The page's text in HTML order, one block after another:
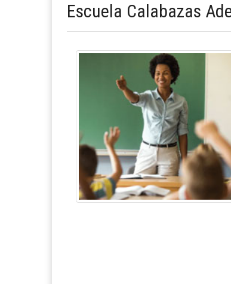
Escuela Calabazas